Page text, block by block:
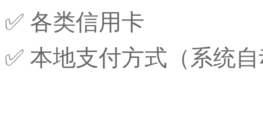
✅ 各类信用卡
✅ 本地支付方式（系统